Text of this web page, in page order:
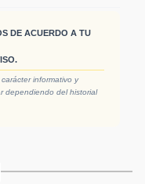
DE ACUERDO A TU
informativo y
dependiendo del historial